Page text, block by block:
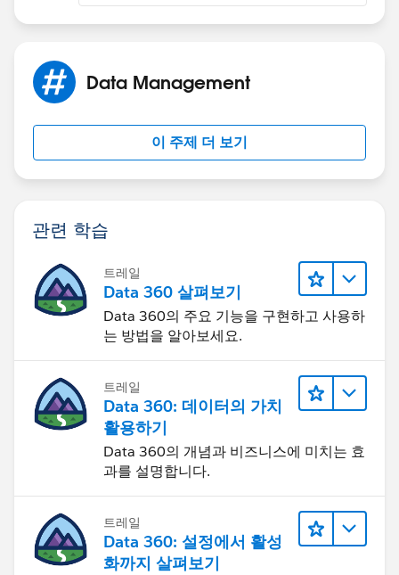
Data Management
이 주제 더 보기
관련 학습
트레일
Data 360 살펴보기
Data 360의 주요 기능을 구현하고 사용하
는 방법을 알아보세요.
트레일
Data 360: 데이터의 가치
활용하기
Data 360의 개념과 비즈니스에 미치는 효
과를 설명합니다.
트레일
Data 360: 설정에서 활성
화까지 살펴보기